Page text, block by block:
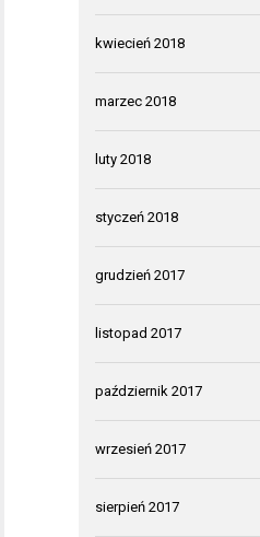
kwiecień 2018
marzec 2018
luty 2018
styczeń 2018
grudzień 2017
listopad 2017
październik 2017
wrzesień 2017
sierpień 2017